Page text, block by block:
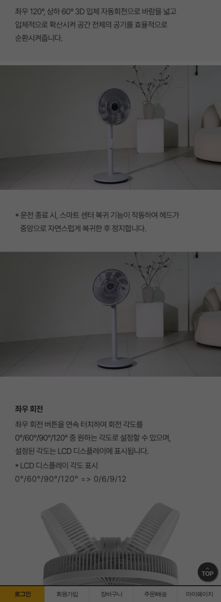
TOP
로그인 회원가입 장바구니 주문/배송 마이페이지